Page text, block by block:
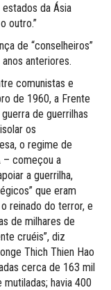
da Ásia
outro.”
de “conselheiros”
anteriores.
comunistas e
de 1960, a Frente
de guerrilhas
os
o regime de
– começou a
a guerrilha,
que eram
reinado do terror, e
de milhares de
cruéis”, diz
Thich Thien Hao
cerca de 163 mil
havia 400